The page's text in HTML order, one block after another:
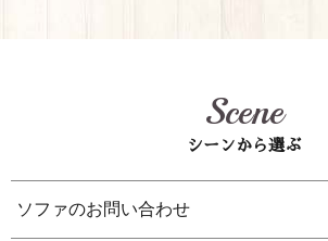
Scene
シーンから選ぶ
ソファのお問い合わせ